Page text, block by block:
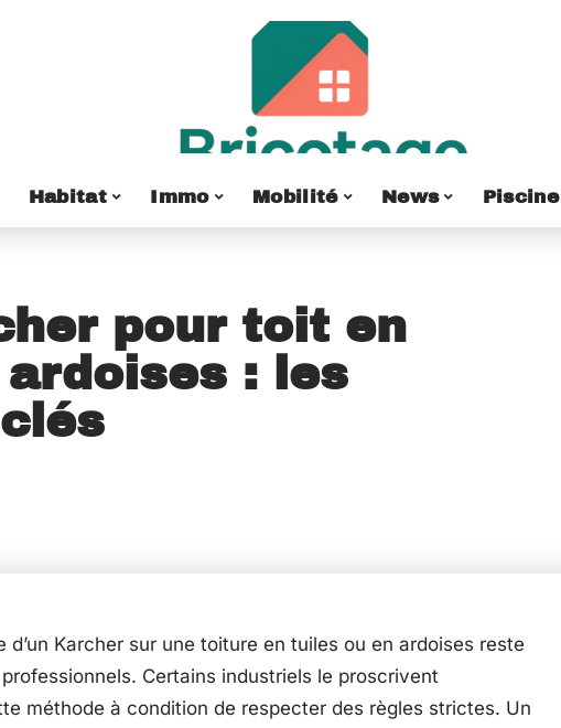
Habitat Immo Mobilité News Piscine
pour toit en
: les
Karcher sur une toiture en tuiles ou en ardoises reste
Certains industriels le proscrivent
méthode à condition de respecter des règles strictes. Un